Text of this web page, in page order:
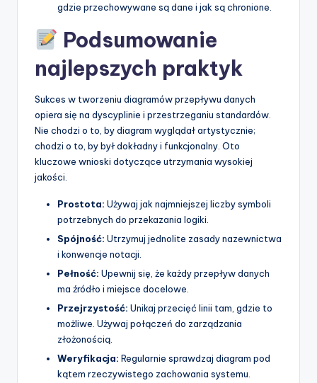
gdzie przechowywane są dane i jak są chronione.
Podsumowanie
najlepszych praktyk
Sukces w tworzeniu diagramów przepływu danych
opiera się na dyscyplinie i przestrzeganiu standardów.
Nie chodzi o to, by diagram wyglądał artystycznie;
chodzi o to, by był dokładny i funkcjonalny. Oto
kluczowe wnioski dotyczące utrzymania wysokiej
jakości.
Prostota: Używaj jak najmniejszej liczby symboli
potrzebnych do przekazania logiki.
Spójność: Utrzymuj jednolite zasady nazewnictwa
i konwencje notacji.
Pełność: Upewnij się, że każdy przepływ danych
ma źródło i miejsce docelowe.
Przejrzystość: Unikaj przecięć linii tam, gdzie to
możliwe. Używaj połączeń do zarządzania
złożonością.
Weryfikacja: Regularnie sprawdzaj diagram pod
kątem rzeczywistego zachowania systemu.